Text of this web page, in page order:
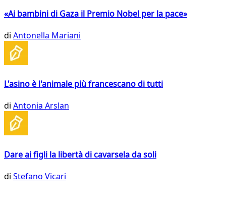
«Ai bambini di Gaza il Premio Nobel per la pace»
di Antonella Mariani
L'asino è l'animale più francescano di tutti
di Antonia Arslan
Dare ai figli la libertà di cavarsela da soli
di Stefano Vicari